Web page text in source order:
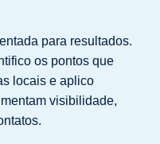
para resultados.
os pontos que
locais e aplico
visibilidade,